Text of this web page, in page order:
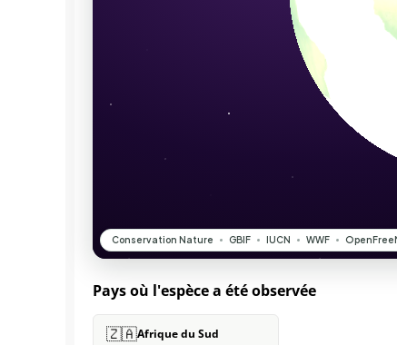
Pays où l'espèce a été observée
🇿🇦Afrique du Sud